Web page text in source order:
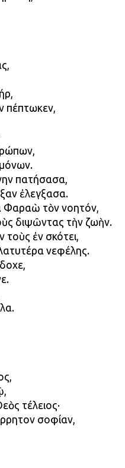
πέπτωκεν,
πατήσασα,
ἐλεγξασα.
Φαραὼ τὸν νοητόν,
διψῶντας τὴν ζωὴν.
τοὺς ἐν σκότει,
νεφέλης.
τέλειος·
σοφίαν,